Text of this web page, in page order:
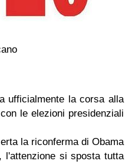
ufficialmente la corsa alla
le elezioni presidenziali
la riconferma di Obama
l'attenzione si sposta tutta